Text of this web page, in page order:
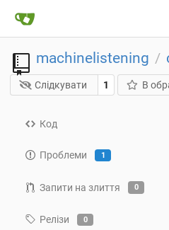
machinelistening /
Слідкувати 1 В
Код
Проблеми 1
Запити на злиття 0
Релізи 0